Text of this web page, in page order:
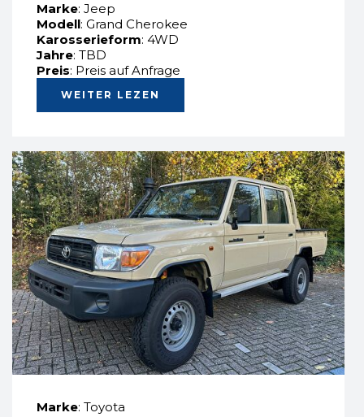
Marke: Jeep
Modell: Grand Cherokee
Karosserieform: 4WD
Jahre: TBD
Preis: Preis auf Anfrage
WEITER LEZEN
Marke: Toyota